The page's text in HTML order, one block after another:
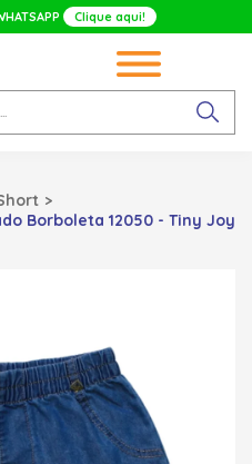
Clique aqui!
Borboleta 12050 - Tiny Joy